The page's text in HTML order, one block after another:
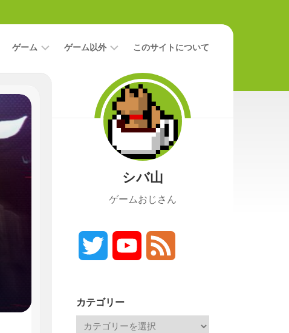
ゲーム
ビ
ー
ニ
ゲーム以外 このサイトについて
シバ山
ゲームおじさん
Twitter YouTube
カテゴリー